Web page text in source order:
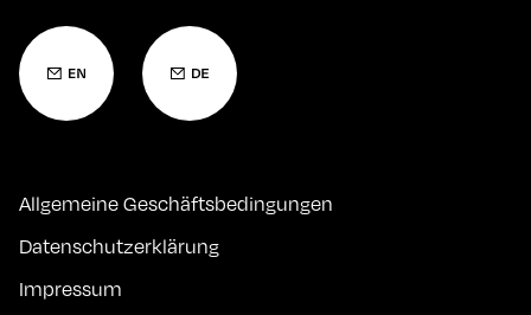
Allgemeine Geschäftsbedingungen
Datenschutzerklärung
Impressum